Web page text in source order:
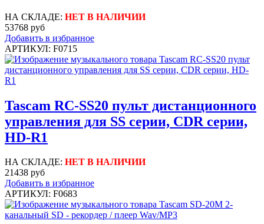
НА СКЛАДЕ: НЕТ В НАЛИЧИИ
53768 руб
Добавить в избранное
АРТИКУЛ: F0715
Tascam RC-SS20 пульт дистанционного
управления для SS серии, CDR серии,
HD-R1
НА СКЛАДЕ: НЕТ В НАЛИЧИИ
21438 руб
Добавить в избранное
АРТИКУЛ: F0683